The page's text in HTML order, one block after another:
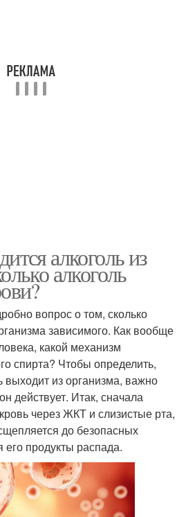
алкоголь из
алкоголь
вопрос о том, сколько
зависимого. Как вообще
какой механизм
спирта? Чтобы определить,
выходит из организма, важно
действует. Итак, сначала
через ЖКТ и слизистые рта,
до безопасных
его продукты распада.